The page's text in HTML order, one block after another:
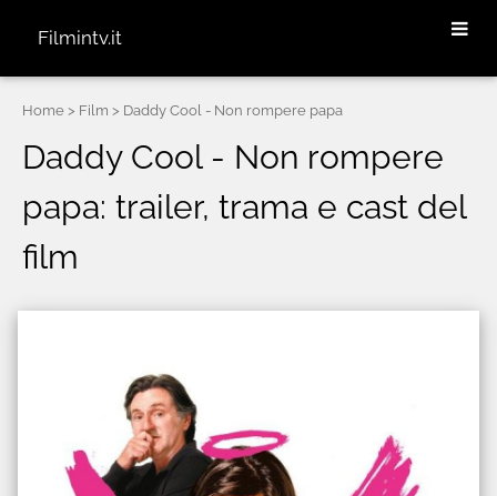
Filmintv.it
Home > Film > Daddy Cool - Non rompere papa
Daddy Cool - Non rompere
papa: trailer, trama e cast del
film